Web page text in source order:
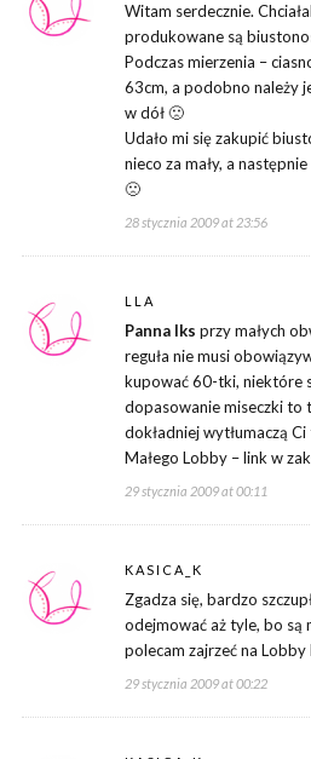
Witam serdecznie.
produkowane są
Podczas mierzenia –
63cm, a podobno należy
w dół 🙁
Udało mi się zakupić
nieco za mały, a
🙁
28 stycznia 2009 at 23:56
LLA
Panna Iks przy małych
reguła nie musi
kupować 60-tki, niektóre
dopasowanie miseczki to
dokładniej wytłumaczą
Małego Lobby – link w
29 stycznia 2009 at 00:11
KASICA_K
Zgadza się, bardzo
odejmować aż tyle, bo są
polecam zajrzeć na Lobby
29 stycznia 2009 at 00:22